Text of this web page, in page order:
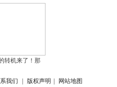
转机来了！那
我们 版权声明
网站地图